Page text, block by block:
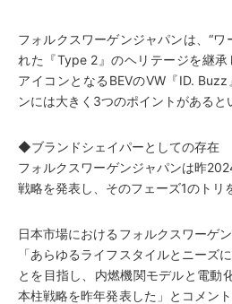
フォルクスワーゲンジャパンは、“ワ
れた『Type 2』のヘリテージを継
アイコンとなるBEVのVW『ID.
ンには大きく3つのポイントがあると
◆ブランドシェイパーとしての存在
フォルクスワーゲンジャパンは昨
戦略を発表し、そのフェーズ1のトリ
日本市場におけるフォルクスワーゲ
「あらゆるライフスタイルとニーズ
とを目指し、内燃機関モデルと電動
本柱戦略を昨年発表した」とコメン